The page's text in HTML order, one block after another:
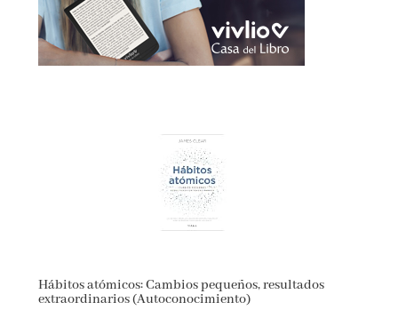
Hábitos atómicos: Cambios pequeños, resultados
extraordinarios (Autoconocimiento)